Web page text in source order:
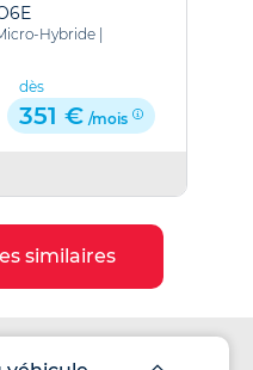
Hybride |
dès
351 € /mois
similaires